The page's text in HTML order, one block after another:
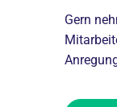
Gern